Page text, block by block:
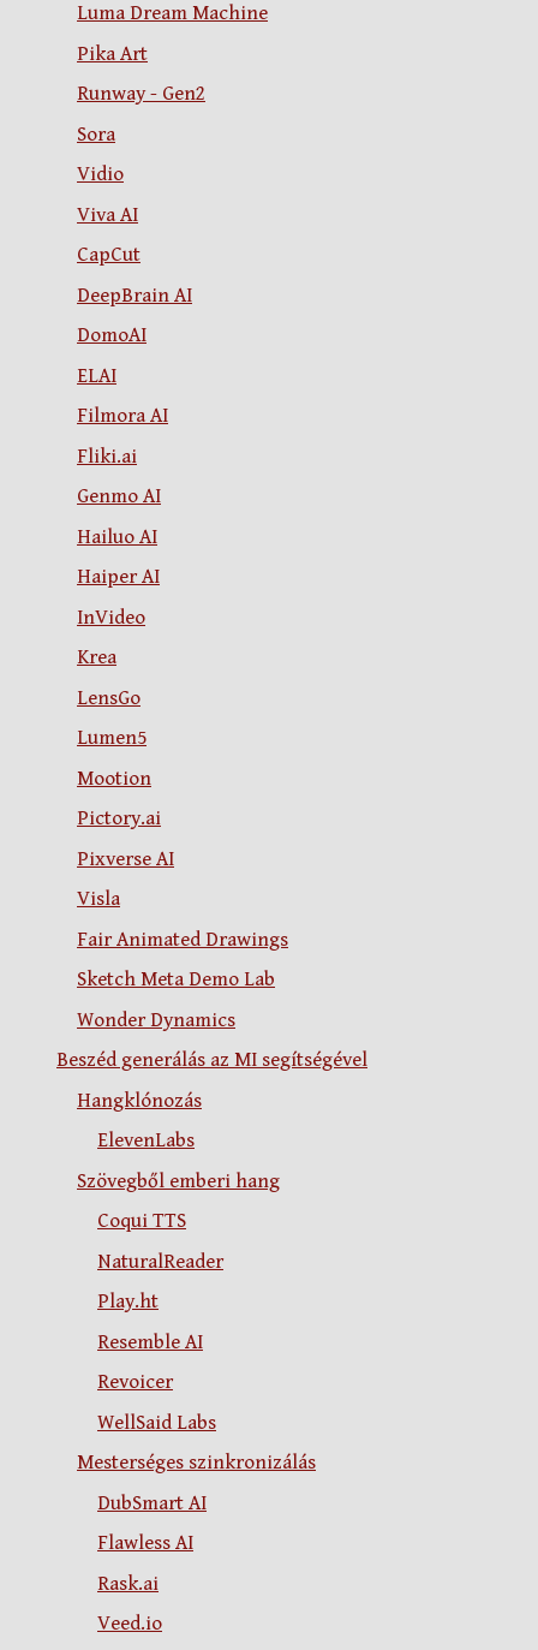
Luma Dream Machine
Pika Art
Runway - Gen2
Sora
Vidio
Viva AI
CapCut
DeepBrain AI
DomoAI
ELAI
Filmora AI
Fliki.ai
Genmo AI
Hailuo AI
Haiper AI
InVideo
Krea
LensGo
Lumen5
Mootion
Pictory.ai
Pixverse AI
Visla
Fair Animated Drawings
Sketch Meta Demo Lab
Wonder Dynamics
Beszéd generálás az MI segítségével
Hangklónozás
ElevenLabs
Szövegből emberi hang
Coqui TTS
NaturalReader
Play.ht
Resemble AI
Revoicer
WellSaid Labs
Mesterséges szinkronizálás
DubSmart AI
Flawless AI
Rask.ai
Veed.io